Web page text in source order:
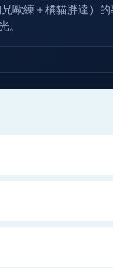
歐練＋橘貓胖達）
。